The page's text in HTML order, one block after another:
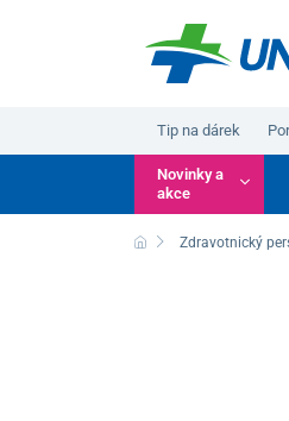
Tip na dárek
Novinky a
akce
Zdravotnický